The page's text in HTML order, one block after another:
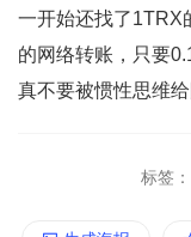
一开始还找了1TRX
的网络转账，只要
真不要被惯性思维给
标签：